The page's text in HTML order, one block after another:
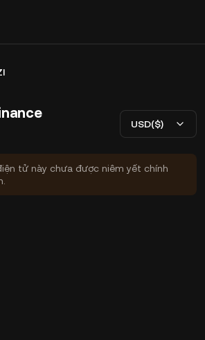
USD($)
tử này chưa được niêm yết chính